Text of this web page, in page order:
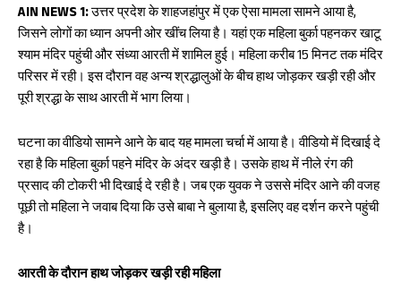
k p
p
AIN NEWS 1:उत्तर प्रदेश के शाहजहांपुर में एक ऐसा मामला सामने आया है,
जिसने लोगों का ध्यान अपनी ओर खींच लिया है। यहां एक महिला बुर्का पहनकर खाटू
श्याम मंदिर पहुंची और संध्या आरती में शामिल हुई। महिला करीब 15 मिनट तक मंदिर
परिसर में रही। इस दौरान वह अन्य श्रद्धालुओं के बीच हाथ जोड़कर खड़ी रही और
पूरी श्रद्धा के साथ आरती में भाग लिया।
घटना का वीडियो सामने आने के बाद यह मामला चर्चा में आया है। वीडियो में दिखाई दे
रहा है कि महिला बुर्का पहने मंदिर के अंदर खड़ी है। उसके हाथ में नीले रंग की
प्रसाद की टोकरी भी दिखाई दे रही है। जब एक युवक ने उससे मंदिर आने की वजह
पूछी तो महिला ने जवाब दिया कि उसे बाबा ने बुलाया है, इसलिए वह दर्शन करने पहुंची
है।
आरती के दौरान हाथ जोड़कर खड़ी रही महिला